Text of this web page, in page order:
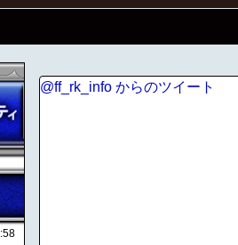
@ff_rk_info からのツイート